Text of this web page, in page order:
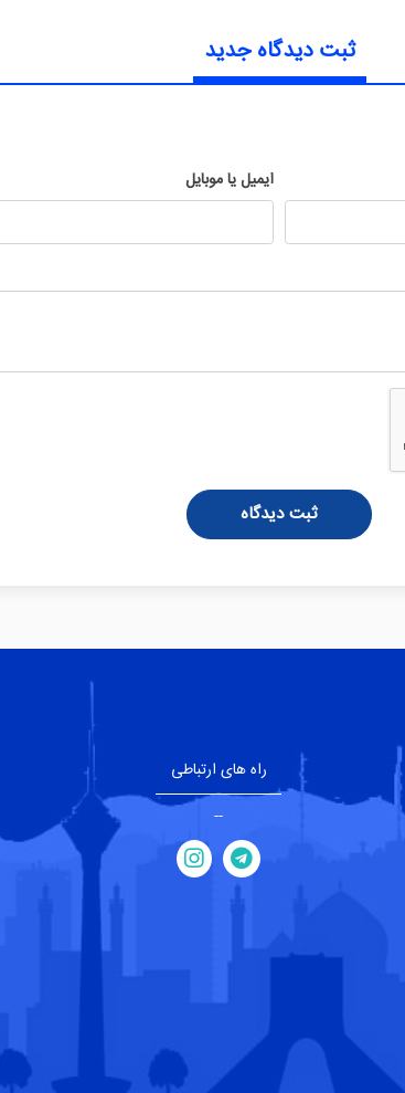
ثبت دیدگاه جدید
ایمیل یا موبایل
ثبت دیدگاه
راه های ارتباطی
--